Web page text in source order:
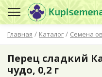
Главная / Каталог / Семена
Перец сладкий
чудо, 0,2 г